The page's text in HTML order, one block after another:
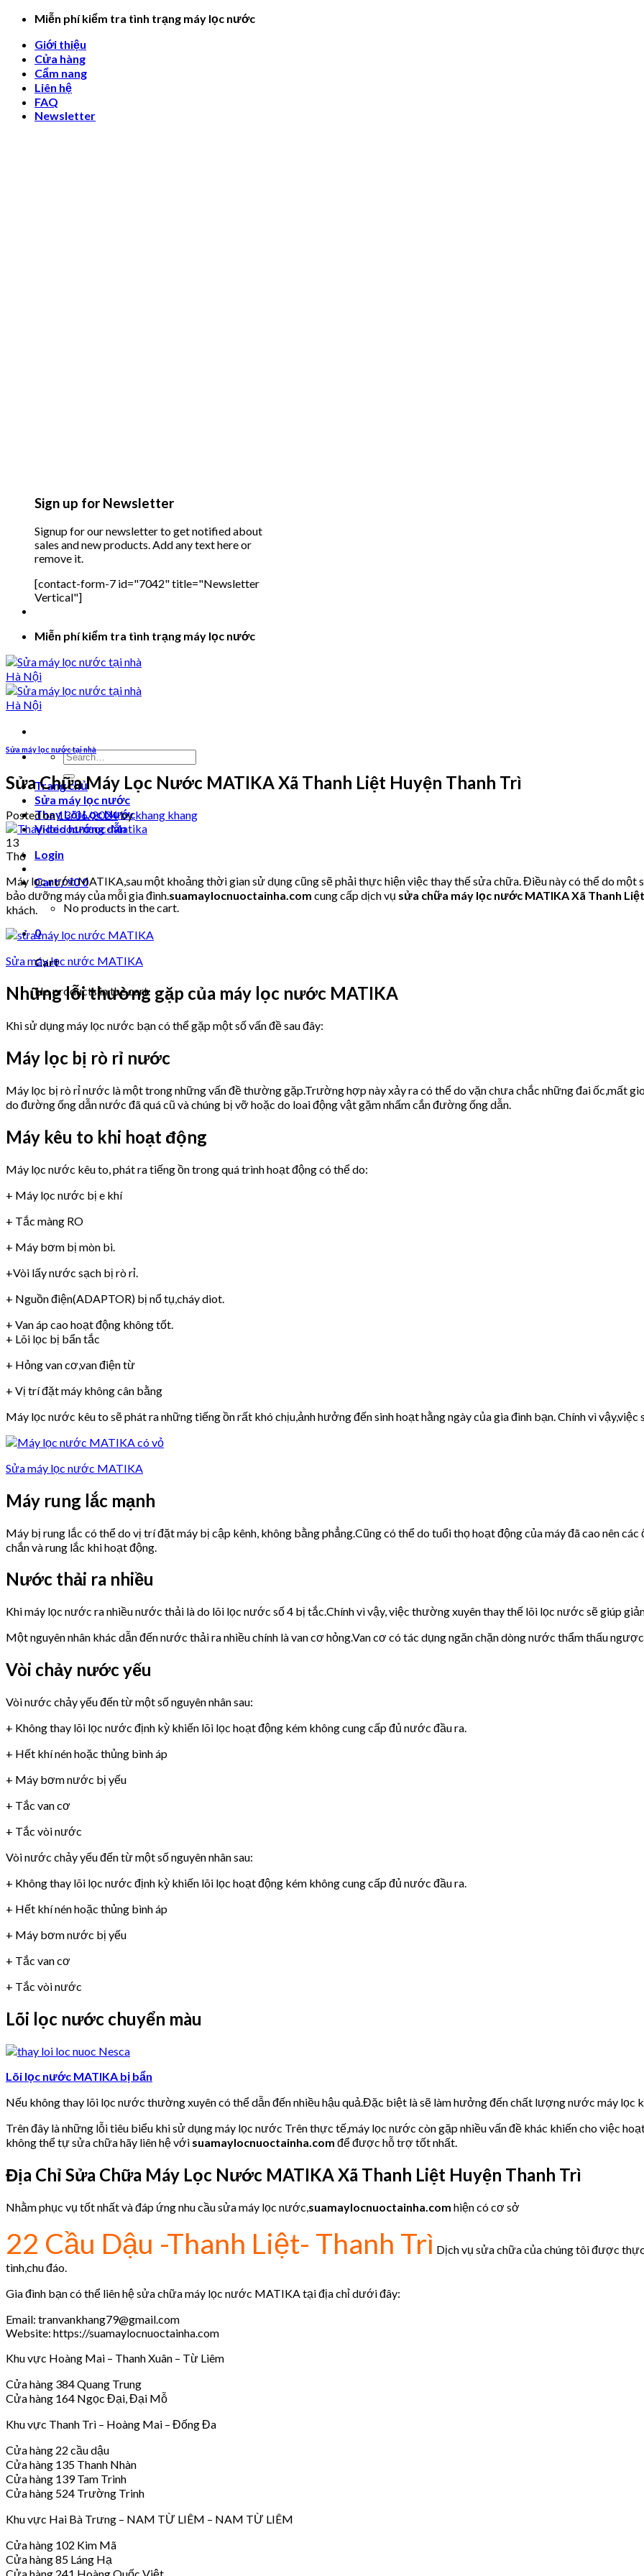
Skip
content
Miễn phí kiểm tra tình trạng máy lọc nước
Giới thiệu
Cửa hàng
Cẩm nang
Liên hệ
FAQ
Newsletter
Sign up for Newsletter
Signup for our newsletter to get notified about
sales and new products. Add any text here or
remove it.
[contact-form-7 id="7042" title="Newsletter
Vertical"]
Miễn phí kiểm tra tình trạng máy lọc nước
Search
for:
Trang chủ
Sửa máy lọc nước
Thay Lõi Lọc Nước
Video hướng dẫn
Login
Cart /₫00
No products in the cart.
0
Cart
No products in the cart.
Sửa máy lọc nước tại nhà
Sửa Chữa Máy Lọc Nước MATIKA Xã Thanh Liệt Huyện Thanh Trì
Posted on13/06/2024bykhang khang
13
Th6
Máy lọc nước MATIKA,sau một khoảng thời gian sử dụng cũng sẽ phải thực hiện việc thay thế sửa chữa. Điều này có thể do một
bảo dưỡng máy của mỗi gia đình.suamaylocnuoctainha.com cung cấp dịch vụ sửa chữa máy lọc nước MATIKA Xã Thanh
khách.
Sửa máy lọc nước MATIKA
Những lỗi thường gặp của máy lọc nước MATIKA
Khi sử dụng máy lọc nước bạn có thể gặp một số vấn đề sau đây:
Máy lọc bị rò rỉ nước
Máy lọc bị rò rỉ nước là một trong những vấn đề thường gặp.Trường hợp này xảy ra có thể do vặn chưa chắc những đai ốc,mất
do đường ống dẫn nước đã quá cũ và chúng bị vỡ hoặc do loai động vật gặm nhấm cắn đường ống dẫn.
Máy kêu to khi hoạt động
Máy lọc nước kêu to, phát ra tiếng ồn trong quá trình hoạt động có thể do:
+ Máy lọc nước bị e khí
+ Tắc màng RO
+ Máy bơm bị mòn bi.
+Vòi lấy nước sạch bị rò rỉ.
+ Nguồn điện(ADAPTOR) bị nổ tụ,cháy diot.
+ Van áp cao hoạt động không tốt.
+ Lõi lọc bị bẩn tắc
+ Hỏng van cơ,van điện từ
+ Vị trí đặt máy không cân bằng
Máy lọc nước kêu to sẽ phát ra những tiếng ồn rất khó chịu,ảnh hưởng đến sinh hoạt hằng ngày của gia đình bạn. Chính vì
Sửa máy lọc nước MATIKA
Máy rung lắc mạnh
Máy bị rung lắc có thể do vị trí đặt máy bị cập kênh, không bằng phẳng.Cũng có thể do tuổi thọ hoạt động của máy đã cao nên
chắn và rung lắc khi hoạt động.
Nước thải ra nhiều
Khi máy lọc nước ra nhiều nước thải là do lõi lọc nước số 4 bị tắc.Chính vì vậy, việc thường xuyên thay thế lõi lọc nước sẽ giúp
Một nguyên nhân khác dẫn đến nước thải ra nhiều chính là van cơ hỏng.Van cơ có tác dụng ngăn chặn dòng nước thẩm thấu
Vòi chảy nước yếu
Vòi nước chảy yếu đến từ một số nguyên nhân sau:
+ Không thay lõi lọc nước định kỳ khiến lõi lọc hoạt động kém không cung cấp đủ nước đầu ra.
+ Hết khí nén hoặc thủng bình áp
+ Máy bơm nước bị yếu
+ Tắc van cơ
+ Tắc vòi nước
Vòi nước chảy yếu đến từ một số nguyên nhân sau:
+ Không thay lõi lọc nước định kỳ khiến lõi lọc hoạt động kém không cung cấp đủ nước đầu ra.
+ Hết khí nén hoặc thủng bình áp
+ Máy bơm nước bị yếu
+ Tắc van cơ
+ Tắc vòi nước
Lõi lọc nước chuyển màu
Lõi lọc nước MATIKA bị bẩn
Nếu không thay lõi lọc nước thường xuyên có thể dẫn đến nhiều hậu quả.Đặc biệt là sẽ làm hưởng đến chất lượng nước máy lọc
Trên đây là những lỗi tiêu biểu khi sử dụng máy lọc nước Trên thực tế,máy lọc nước còn gặp nhiều vấn đề khác khiến cho việc
không thể tự sửa chữa hãy liên hệ với suamaylocnuoctainha.com để được hỗ trợ tốt nhất.
Địa Chỉ Sửa Chữa Máy Lọc Nước MATIKAXã Thanh Liệt Huyện Thanh Trì
Nhằm phục vụ tốt nhất và đáp ứng nhu cầu sửa máy lọc nước, suamaylocnuoctainha.com hiện có cơ sở
22 Cầu Dậu -Thanh Liệt- Thanh Trì Dịch vụ sửa chữa của chúng tôi được
tình,chu đáo.
Gia đình bạn có thể liên hệ sửa chữa máy lọc nước MATIKA tại địa chỉ dưới đây:
Email: tranvankhang79@gmail.com
Website: https://suamaylocnuoctainha.com
Khu vực Hoàng Mai – Thanh Xuân – Từ Liêm
Cửa hàng 384 Quang Trung
Cửa hàng 164 Ngọc Đại, Đại Mỗ
Khu vực Thanh Trì – Hoàng Mai – Đống Đa
Cửa hàng 22 cầu dậu
Cửa hàng 135 Thanh Nhàn
Cửa hàng 139 Tam Trinh
Cửa hàng 524 Trường Trinh
Khu vực Hai Bà Trưng – NAM TỪ LIÊM – NAM TỪ LIÊM
Cửa hàng 102 Kim Mã
Cửa hàng 85 Láng Hạ